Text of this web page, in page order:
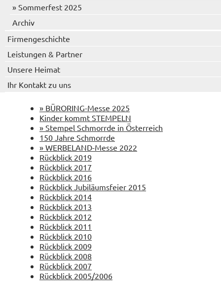
» Sommerfest 2025
Archiv
Firmengeschichte
Leistungen & Partner
Unsere Heimat
Ihr Kontakt zu uns
» BÜRORING-Messe 2025
Kinder kommt STEMPELN
» Stempel Schmorrde in Österreich
150 Jahre Schmorrde
» WERBELAND-Messe 2022
Rückblick 2019
Rückblick 2017
Rückblick 2016
Rückblick Jubiläumsfeier 2015
Rückblick 2014
Rückblick 2013
Rückblick 2012
Rückblick 2011
Rückblick 2010
Rückblick 2009
Rückblick 2008
Rückblick 2007
Rückblick 2005/2006